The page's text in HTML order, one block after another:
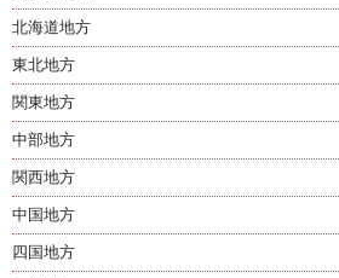
北海道地方
東北地方
関東地方
中部地方
関西地方
中国地方
四国地方